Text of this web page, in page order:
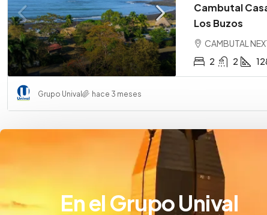
Cambutal
Los Buzos
CAMBUTAL
2
2
Grupo Unival hace 3 meses
En el Grupo Unival